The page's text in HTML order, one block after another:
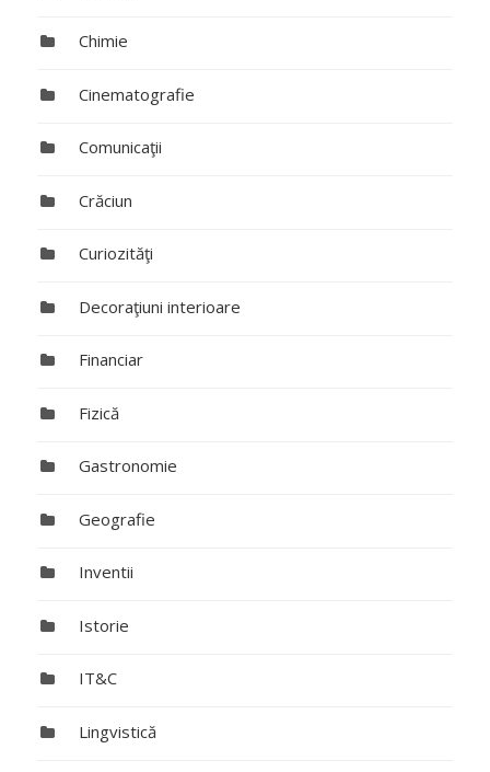
Chimie
Cinematografie
Comunicaţii
Crăciun
Curiozităţi
Decoraţiuni interioare
Financiar
Fizică
Gastronomie
Geografie
Inventii
Istorie
IT&C
Lingvistică